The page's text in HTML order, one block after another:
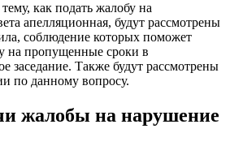
как подать жалобу на
апелляционная, будут рассмотрены
соблюдение которых поможет
на пропущенные сроки в
заседание. Также будут рассмотрены
по данному вопросу.
жалобы на нарушение